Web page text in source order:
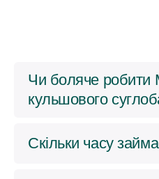
МРТ ліктьового суглоба/
Чи боляче робити
кульшового
Ні, процедура
випадок, якщо людину
Скільки часу